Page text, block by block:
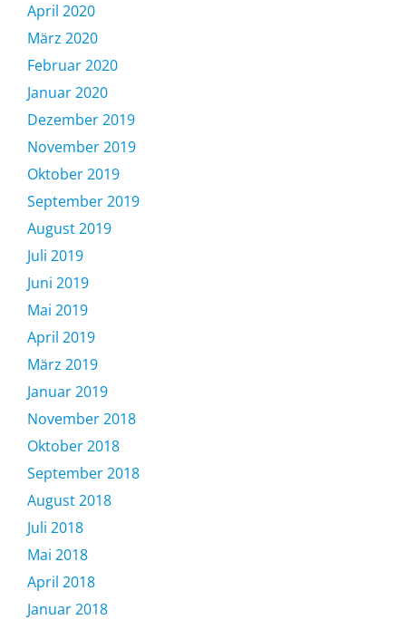
April 2020
März 2020
Februar 2020
Januar 2020
Dezember 2019
November 2019
Oktober 2019
September 2019
August 2019
Juli 2019
Juni 2019
Mai 2019
April 2019
März 2019
Januar 2019
November 2018
Oktober 2018
September 2018
August 2018
Juli 2018
Mai 2018
April 2018
Januar 2018